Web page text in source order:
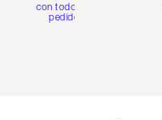
con todos los
pedidos